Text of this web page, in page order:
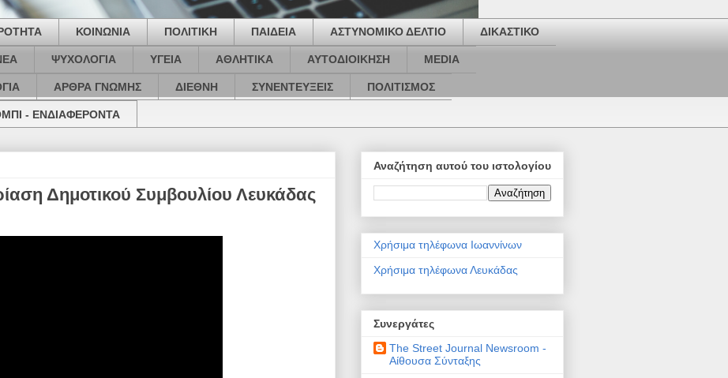
ΚΟΙΝΩΝΙΑ ΠΟΛΙΤΙΚΗ ΠΑΙΔΕΙΑ ΑΣΤΥΝΟΜΙΚΟ ΔΕΛΤΙΟ ΔΙΚΑΣΤΙΚΟ
ΨΥΧΟΛΟΓΙΑ ΥΓΕΙΑ ΑΘΛΗΤΙΚΑ ΑΥΤΟΔΙΟΙΚΗΣΗ MEDIA
ΑΡΘΡΑ ΓΝΩΜΗΣ ΔΙΕΘΝΗ ΣΥΝΕΝΤΕΥΞΕΙΣ ΠΟΛΙΤΙΣΜΟΣ
- ΕΝΔΙΑΦΕΡΟΝΤΑ
Δημοτικού Συμβουλίου Λευκάδας
Αναζήτηση αυτού του ιστολογίου
Χρήσιμα τηλέφωνα Ιωαννίνων
Χρήσιμα τηλέφωνα Λευκάδας
Συνεργάτες
The Street Journal Newsroom -
Αίθουσα Σύνταξης